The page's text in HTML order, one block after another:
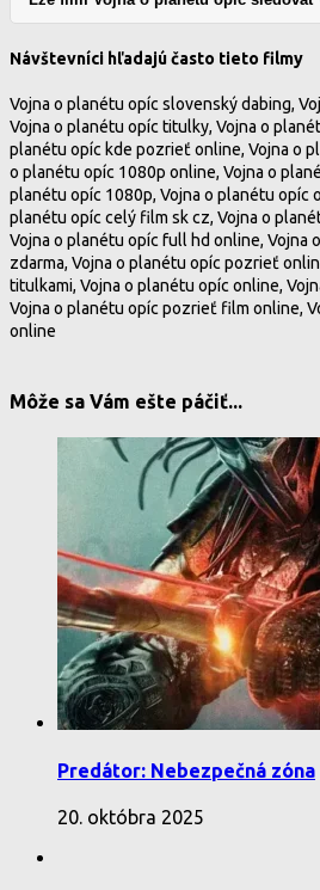
Návštevníci hľadajú často tieto filmy
Vojna o planétu opíc slovenský dabing,
Vojna o planétu opíc titulky, Vojna o
planétu opíc kde pozrieť online, Vojna o
o planétu opíc 1080p online, Vojna o
planétu opíc 1080p, Vojna o planétu opíc
planétu opíc celý film sk cz, Vojna o
Vojna o planétu opíc full hd online, Vojna
zdarma, Vojna o planétu opíc pozrieť
titulkami, Vojna o planétu opíc online,
Vojna o planétu opíc pozrieť film online,
online
Môže sa Vám ešte páčiť...
Predátor: Nebezpečná zóna
20. októbra 2025